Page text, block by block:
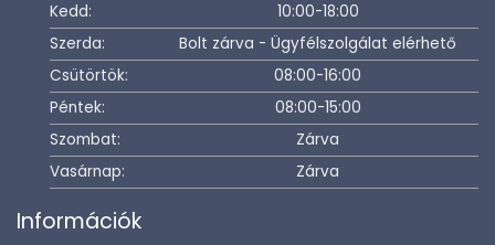
Kedd:
10:00-18:00
Szerda:
Bolt zárva - Ügyfélszolgálat elérhető
Csütörtök:
08:00-16:00
Péntek:
08:00-15:00
Szombat:
Zárva
Vasárnap:
Zárva
Információk